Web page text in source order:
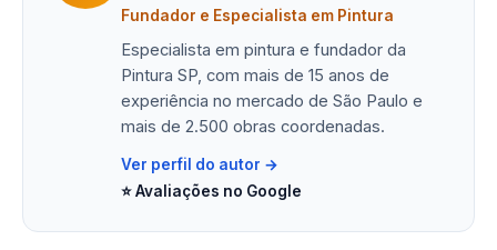
Fundador e Especialista em Pintura
Especialista em pintura e fundador da
Pintura SP, com mais de 15 anos de
experiência no mercado de São Paulo e
mais de 2.500 obras coordenadas.
Ver perfil do autor →
⭐ Avaliações no Google